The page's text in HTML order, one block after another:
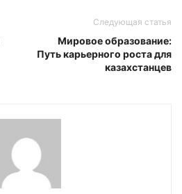
Следующая статья
Мировое образование:
Путь карьерного роста для
казахстанцев